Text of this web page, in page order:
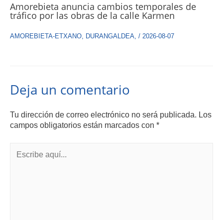
Amorebieta anuncia cambios temporales de
tráfico por las obras de la calle Karmen
AMOREBIETA-ETXANO, DURANGALDEA, / 2026-08-07
Deja un comentario
Tu dirección de correo electrónico no será publicada. Los
campos obligatorios están marcados con *